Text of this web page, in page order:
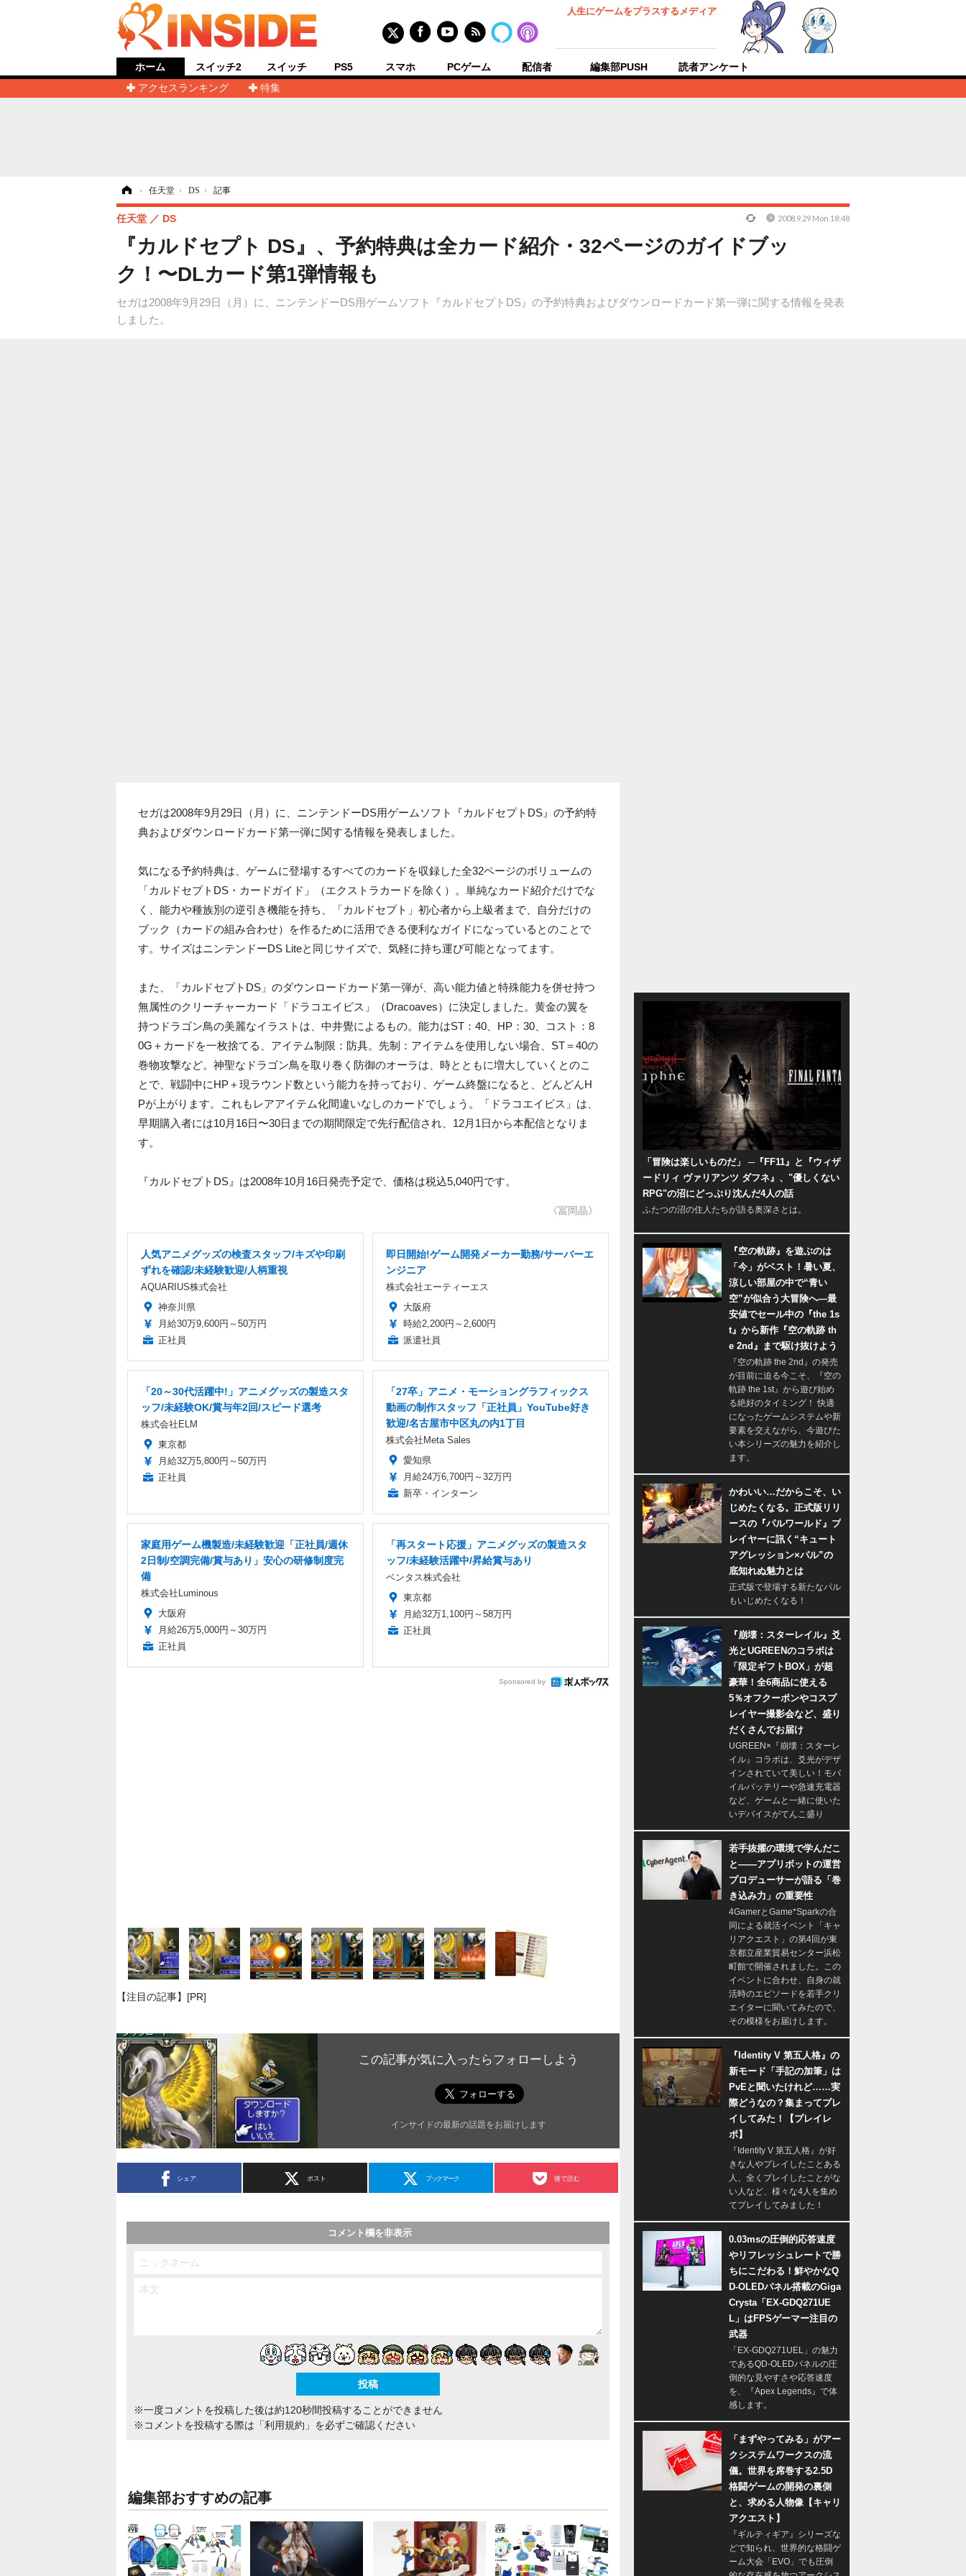
人生にゲームをプラスするメディア
ホーム
アクセスランキング
特集
スイッチ2 スイッチ PS5 スマホ PCゲーム 配信者 編集部PUSH 読者アンケート
› 任天堂 › DS › 記事
『カルドセプト DS』、予約特典は全カード紹介・32ページのガイドブッ
ク！〜DLカード第1弾情報も
セガは2008年9月29日（月）に、ニンテンドーDS用ゲームソフト『カルドセプトDS』の予約特典およびダウンロードカード第一弾に関する情報を発表
しました。
任天堂 DS 2008.9.29 Mon 18:48
セガは2008年9月29日（月）に、ニンテンドーDS用ゲームソフト『カルドセプトDS』の予約特
典およびダウンロードカード第一弾に関する情報を発表しました。
気になる予約特典は、ゲームに登場するすべてのカードを収録した全32ページのボリュームの
「カルドセプトDS・カードガイド」（エクストラカードを除く）。単純なカード紹介だけでな
く、能力や種族別の逆引き機能を持ち、「カルドセプト」初心者から上級者まで、自分だけの
ブック（カードの組み合わせ）を作るために活用できる便利なガイドになっているとのことで
す。サイズはニンテンドーDS Liteと同じサイズで、気軽に持ち運び可能となってます。
また、「カルドセプトDS」のダウンロードカード第一弾が、高い能力値と特殊能力を併せ持つ
無属性のクリーチャーカード「ドラコエイビス」（Dracoaves）に決定しました。黄金の翼を
持つドラゴン鳥の美麗なイラストは、中井覺によるもの。能力はST：40、HP：30、コスト：8
0G＋カードを一枚捨てる、アイテム制限：防具。先制：アイテムを使用しない場合、ST＝40の
巻物攻撃など。神聖なドラゴン鳥を取り巻く防御のオーラは、時とともに増大していくとのこ
とで、戦闘中にHP＋現ラウンド数という能力を持っており、ゲーム終盤になると、どんどんH
Pが上がります。これもレアアイテム化間違いなしのカードでしょう。「ドラコエイビス」は、
早期購入者には10月16日〜30日までの期間限定で先行配信され、12月1日から本配信となりま
す。
『カルドセプトDS』は2008年10月16日発売予定で、価格は税込5,040円です。
《冨岡晶》
人気アニメグッズの検査スタッフ/キズや印刷
ずれを確認/未経験歓迎/人柄重視
AQUARIUS株式会社
神奈川県
月給30万9,600円～50万円
正社員
即日開始!ゲーム開発メーカー勤務/サーバーエ
ンジニア
株式会社エーティーエス
大阪府
時給2,200円～2,600円
派遣社員
「20～30代活躍中!」アニメグッズの製造スタ
ッフ/未経験OK/賞与年2回/スピード選考
株式会社ELM
東京都
月給32万5,800円～50万円
正社員
「27卒」アニメ・モーショングラフィックス
動画の制作スタッフ「正社員」YouTube好き
歓迎/名古屋市中区丸の内1丁目
株式会社Meta Sales
愛知県
月給24万6,700円～32万円
新卒・インターン
家庭用ゲーム機製造/未経験歓迎「正社員/週休
2日制/空調完備/賞与あり」安心の研修制度完
備
株式会社Luminous
大阪府
月給26万5,000円～30万円
正社員
「再スタート応援」アニメグッズの製造スタ
ッフ/未経験活躍中/昇給賞与あり
ベンタス株式会社
東京都
月給32万1,100円～58万円
正社員
Sponsored by
【注目の記事】[PR]
この記事が気に入ったらフォローしよう
インサイドの最新の話題をお届けします
シェア ポスト ブックマーク 後で読む
コメント欄を非表示
※一度コメントを投稿した後は約120秒間投稿することができません
※コメントを投稿する際は 「利用規約」 を必ずご確認ください
編集部おすすめの記事
「冒険は楽しいものだ」 ─『FF11』と『ウィザ
ードリィ ヴァリアンツ ダフネ』、"優しくない
RPG"の沼にどっぷり沈んだ4人の話
ふたつの沼の住人たちが語る奥深さとは。
『空の軌跡』を遊ぶのは
「今」がベスト！暑い夏、
涼しい部屋の中で“青い
空”が似合う大冒険へ―最
安値でセール中の『the 1s
t』から新作『空の軌跡 th
e 2nd』まで駆け抜けよう
『空の軌跡 the 2nd』の発売
が目前に迫る今こそ、『空の
軌跡 the 1st』から遊び始め
る絶好のタイミング！ 快適
になったゲームシステムや新
要素を交えながら、今遊びた
い本シリーズの魅力を紹介し
ます。
かわいい…だからこそ、い
じめたくなる。正式版リリ
ースの『パルワールド』プ
レイヤーに訊く“キュート
アグレッション×パル”の
底知れぬ魅力とは
正式版で登場する新たなパル
もいじめたくなる！
『崩壊：スターレイル』爻
光とUGREENのコラボは
「限定ギフトBOX」が超
豪華！全6商品に使える
5％オフクーポンやコスプ
レイヤー撮影会など、盛り
だくさんでお届け
UGREEN×『崩壊：スターレ
イル』コラボは、爻光がデザ
インされていて美しい！モバ
イルバッテリーや急速充電器
など、ゲームと一緒に使いた
いデバイスがてんこ盛り
若手抜擢の環境で学んだこ
と――アプリボットの運営
プロデューサーが語る「巻
き込み力」の重要性
4GamerとGame*Sparkの合
同による就活イベント「キャ
リアクエスト」の第4回が東
京都立産業貿易センター浜松
町館で開催されました。この
イベントに合わせ、自身の就
活時のエピソードを若手クリ
エイターに聞いてみたので、
その模様をお届けします。
『Identity V 第五人格』の
新モード「手記の加筆」は
PvEと聞いたけれど……実
際どうなの？集まってプレ
イしてみた！【プレイレ
ポ】
『Identity V 第五人格』が好
きな人やプレイしたことある
人、全くプレイしたことがな
い人など、様々な4人を集め
てプレイしてみました！
0.03msの圧倒的応答速度
やリフレッシュレートで勝
ちにこだわる！鮮やかなQ
D-OLEDパネル搭載のGiga
Crysta「EX-GDQ271UE
L」はFPSゲーマー注目の
武器
「EX-GDQ271UEL」の魅力
であるQD-OLEDパネルの圧
倒的な見やすさや応答速度
を、『Apex Legends』で体
感します。
「まずやってみる」がアー
クシステムワークスの流
儀。世界を席巻する2.5D
格闘ゲームの開発の裏側
と、求める人物像【キャリ
アクエスト】
『ギルティギア』シリーズな
どで知られ、世界的な格闘ゲ
ーム大会「EVO」でも圧倒